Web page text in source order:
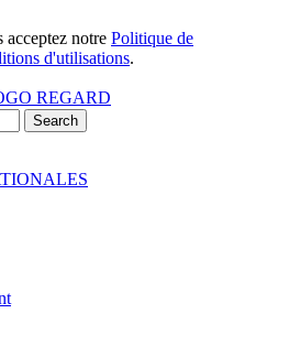
acceptez notre Politique de
d'utilisations.